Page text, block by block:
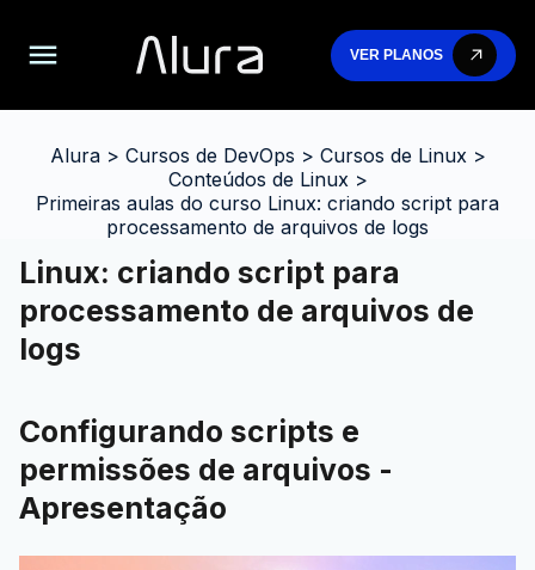
VER PLANOS
Alura> Cursos de DevOps > Cursos de Linux>
Conteúdos de Linux>
Primeiras aulas do curso Linux: criando script para
processamento de arquivos de logs
Linux: criando script para
processamento de arquivos de
logs
Configurando scripts e
permissões de arquivos -
Apresentação